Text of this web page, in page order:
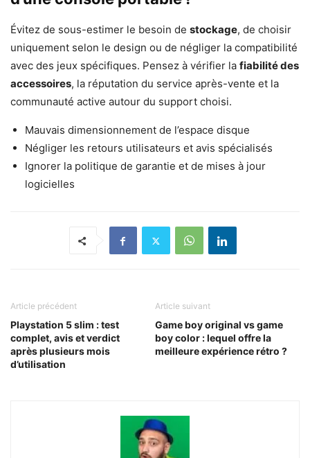
Évitez de sous-estimer le besoin de stockage, de choisir
uniquement selon le design ou de négliger la compatibilité
avec des jeux spécifiques. Pensez à vérifier la fiabilité des
accessoires, la réputation du service après-vente et la
communauté active autour du support choisi.
Mauvais dimensionnement de l’espace disque
Négliger les retours utilisateurs et avis spécialisés
Ignorer la politique de garantie et de mises à jour
logicielles
Article précédent
Playstation 5 slim : test
complet, avis et verdict
après plusieurs mois
d’utilisation
Article suivant
Game boy original vs game
boy color : lequel offre la
meilleure expérience rétro ?